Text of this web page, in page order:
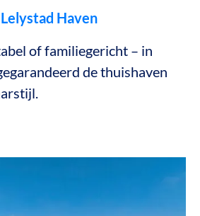
Haven
of familiegericht – in
de thuishaven